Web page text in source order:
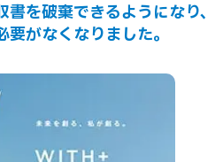
を破棄できるようになり、
がなくなりました。